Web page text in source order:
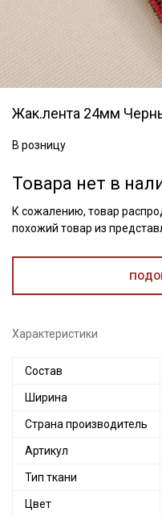
Жак.лента 24мм
В розницу
Товара нет в
К сожалению, товар
похожий товар из
Характеристики
Состав
Ширина
Страна производитель
Артикул
Тип ткани
Цвет